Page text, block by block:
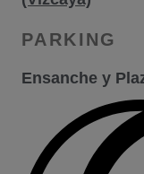
PARKING
Ensanche y